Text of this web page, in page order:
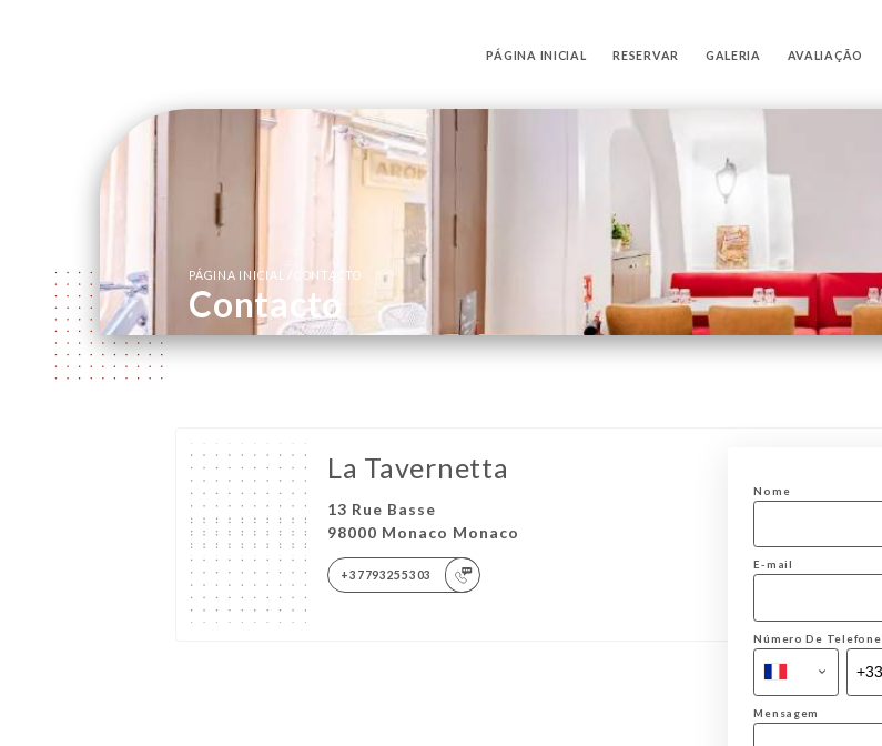
PÁGINA INICIAL RESERVAR GALERIA AVALIAÇÃO
PÁGINA INICIAL CONTACTO
Contacto
La Tavernetta
13 Rue Basse
98000 Monaco Monaco
+37793255303
Nome
E-mail
Número De Telefone
Mensagem